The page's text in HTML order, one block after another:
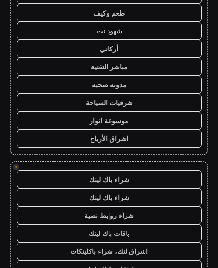
طعم وكيف
شهود نت
أركاني
مباشر التقنية
مدونة صحبة
شرقيات السياحة
موسوعة انوار
اشراق الأرباح
!
شراء باك لينك
شراء باك لينك
شراء روابط نصية
باقات باك لينك
اشراق لنك، شراء باكلينكات